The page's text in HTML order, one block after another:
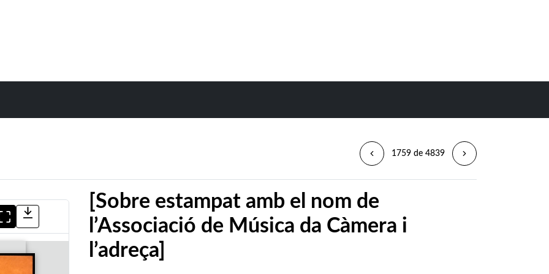
1759 de 4839
[Sobre estampat amb el nom de
l’Associació de Música da Càmera i
l’adreça]